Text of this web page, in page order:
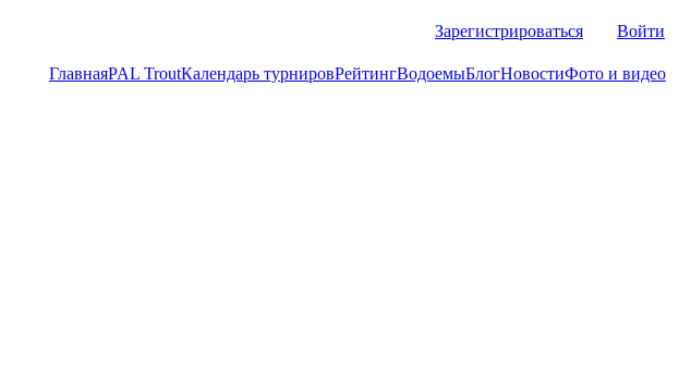
Зарегистрироваться Войти
ГлавнаяPAL TroutКалендарь турнировРейтингВодоемыБлогНовостиФото и видео